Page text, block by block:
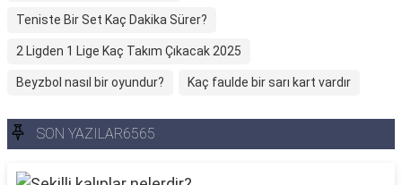
Teniste Bir Set Kaç Dakika Sürer?
2 Ligden 1 Lige Kaç Takım Çıkacak 2025
Beyzbol nasıl bir oyundur? Kaç faulde bir sarı kart vardır
SON YAZILAR6565